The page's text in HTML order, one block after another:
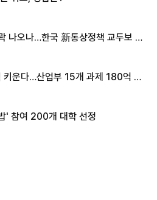
나오나…한국 新통상정책 교두보 활
키운다…산업부 15개 과제 180억 지
' 참여 200개 대학 선정